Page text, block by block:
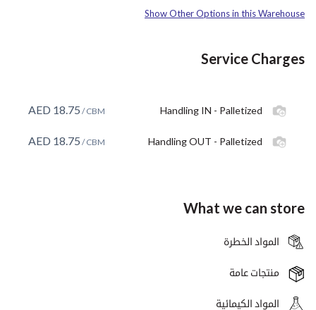
Show Other Options in this Warehouse
Service Charges
Handling IN - Palletized
AED 18.75 / CBM
Handling OUT - Palletized
AED 18.75 / CBM
What we can store
المواد الخطرة
منتجات عامة
المواد الكيمائية